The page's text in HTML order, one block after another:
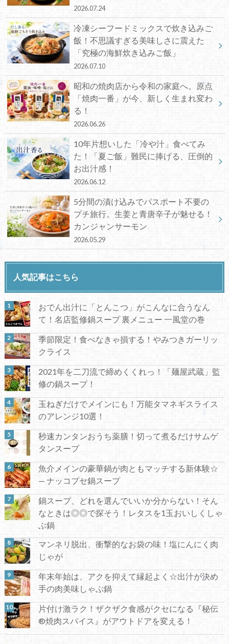
2026.07.24
冷凍シーフードミックスで炊き込みご
飯！不思議すぎる美味しさに震えた
「究極の海鮮炊き込みご飯」
2026.07.10
昭和の焼肉店から令和の家庭へ。原点
「焼肉一番」が今、新しく生まれ変わ
る！
2026.06.26
10年片想いした「冷や汁」食べてみ
た！「夏ご飯」難民に捧げる、圧倒的
お出汁感！
2026.06.12
5分間の漬け込みでパスポート不要の
プチ旅行。生姜と青唐辛子が魅せる！
カンジャンサーモン
2026.05.29
人気記事はこちら
おでん出汁に「とんこつ」がこんなに合うなん
て！名店監修鍋スープ 裏メニュー 一風堂の巻
季節限定！食べなきゃ損する！やみつきガーリッ
クライス
2021年を二刀流で締めくくれっ！「麺屋武蔵」監
修の鍋スープ！
玉ねぎだけでメインにも！万能タマネギスライス
のアレンジ10選！
秒速カンタンおうち薬膳！切って煮るだけサムゲ
タンスープ
魚介メインの豪華鍋が肉ともマッチする新体験☆
— ナッコプセ鍋スープ
鍋スープ、どれを選んでいいか分からない！そん
なときは◎◎で探そう！レタスを1玉おいしくしゃ
ぶ鍋
マンネリ脱出、衝撃的なお袋の味！塩にんにく肉
じゃが
年末年始は、アクを抑えて縁起よく☆出汁が決め
手の肉美味しゃぶ鍋
片付け激ラク！ザクザク食感がクセになる『秘伝
®焼肉スパイス』がアウトドアを変える！